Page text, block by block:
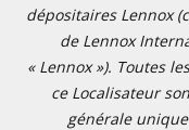
dépositaires Lennox
de Lennox
« Lennox »). Toutes
ce Localisateur
générale